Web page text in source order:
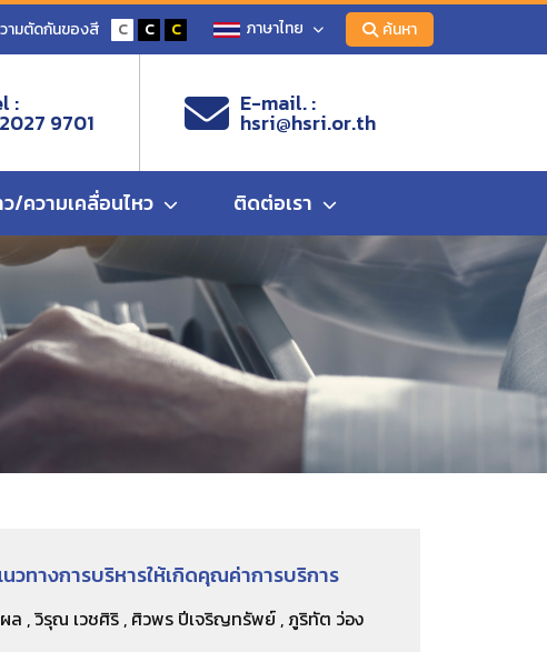
ามตัดกันของสี C C C ภาษาไทย ค้นหา
:
9701
E-mail. :
hsri@hsri.or.th
/ความเคลื่อนไหว ติดต่อเรา
ริการ
วทางการบริหารให้เกิดคุณค่าการบริการ
, วิรุณ เวชศิริ , ศิวพร ปีเจริญทรัพย์ , ภูริทัต ว่อง